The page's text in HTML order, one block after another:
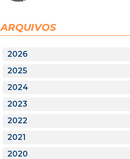
ARQUIVOS
2026
2025
2024
2023
2022
2021
2020